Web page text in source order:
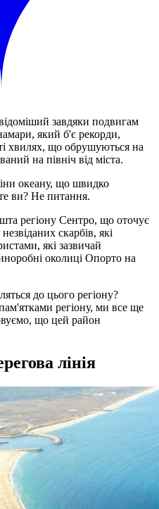
завдяки подвигам
який б'є рекорди,
хвилях, що обрушуються на
на північ від міста.
океану, що швидко
ви? Не питання.
регіону Сентро, що оточує
скарбів, які
які зазвичай
околиці Опорто на
до цього регіону?
регіону, ми все ще
що цей район
лінія